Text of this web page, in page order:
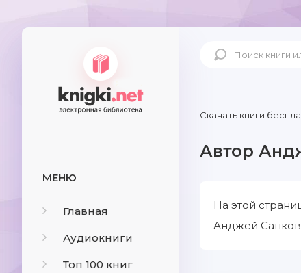
МЕНЮ
Главная
Аудиокниги
Топ 100 книг
Скачать книги
Автор
На этой
Анджей